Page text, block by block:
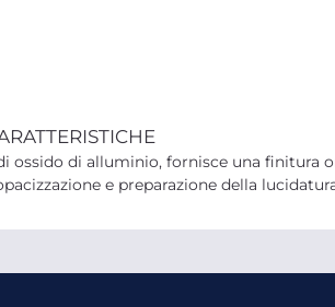
ossido di alluminio, fornisce una finitura
e preparazione della